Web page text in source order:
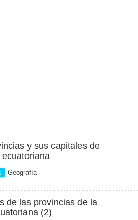
y sus capitales de
ecuatoriana
Geografía
de las provincias de la
(2)